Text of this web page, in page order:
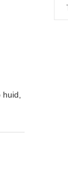
huid,